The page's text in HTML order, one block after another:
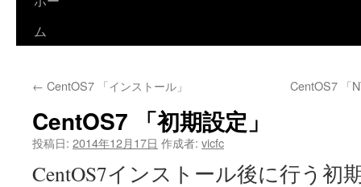
ン
ツ
へ
ス
ム
← CentOS7 「インストール」 CentOS7 「
CentOS7 「初期設定」
投稿日: 2014年12月17日 作成者: vicfc
CentOS7インストール後に行う初